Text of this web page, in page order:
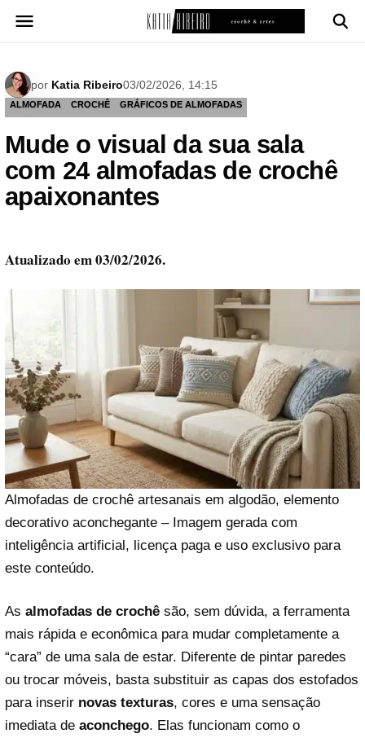
para
por Katia Ribeiro03/02/2026, 14:15
ALMOFADA CROCHÊ GRÁFICOS DE ALMOFADAS
Mude o visual da sua sala
com 24 almofadas de crochê
apaixonantes
Atualizado em 03/02/2026.
Almofadas de crochê artesanais em algodão, elemento
decorativo aconchegante – Imagem gerada com
inteligência artificial, licença paga e uso exclusivo para
este conteúdo.
As almofadas de crochê são, sem dúvida, a ferramenta
mais rápida e econômica para mudar completamente a
“cara” de uma sala de estar. Diferente de pintar paredes
ou trocar móveis, basta substituir as capas dos estofados
para inserir novas texturas, cores e uma sensação
imediata de aconchego. Elas funcionam como o